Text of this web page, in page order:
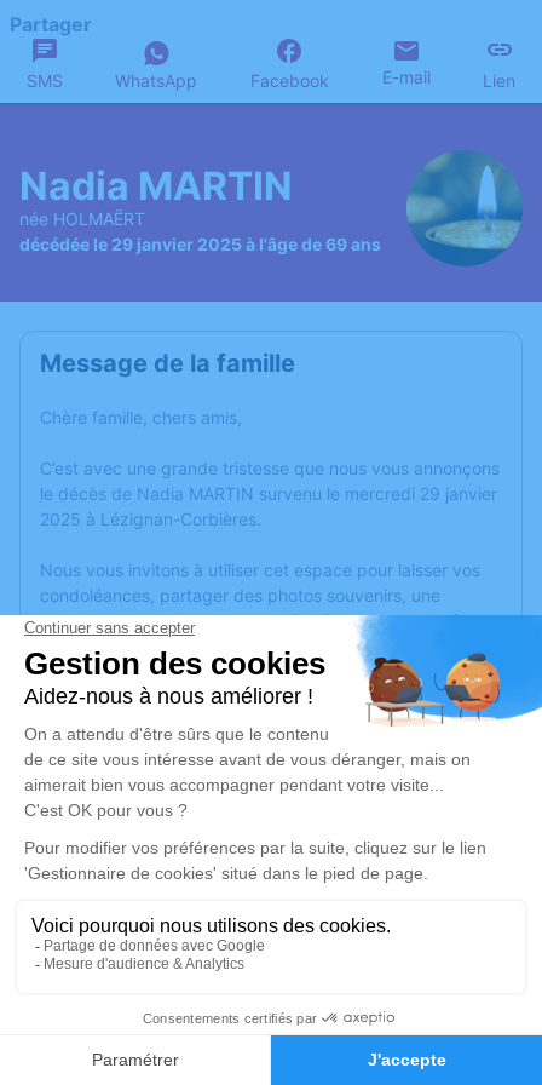
Faire-part Hommages
Partager
SMS WhatsApp Facebook E-mail Lien
Nadia MARTIN
née HOLMAËRT
décédée le 29 janvier 2025 à l'âge de 69 ans
Message de la famille
Chère famille, chers amis,
C’est avec une grande tristesse que nous vous annonçons
le décès de Nadia MARTIN survenu le mercredi 29 janvier
2025 à Lézignan-Corbières.
Nous vous invitons à utiliser cet espace pour laisser vos
condoléances, partager des photos souvenirs, une
anecdote ou exprimer vos pensées à travers des poèmes
ou des textes. Cet endroit est un lieu d'expression dédié à
honorer la mémoire de Nadia MARTIN.
Un service de plantation d’arbre hommage estdisponible
jeudi 06 février 2025 à 13h30
Crématorium de Trèbes
Rue du Commerce